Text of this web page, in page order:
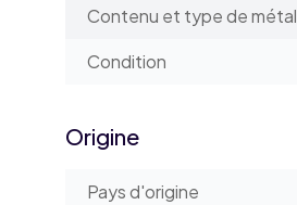
Contenu et type de métal
Condition
Origine
Pays d'origine